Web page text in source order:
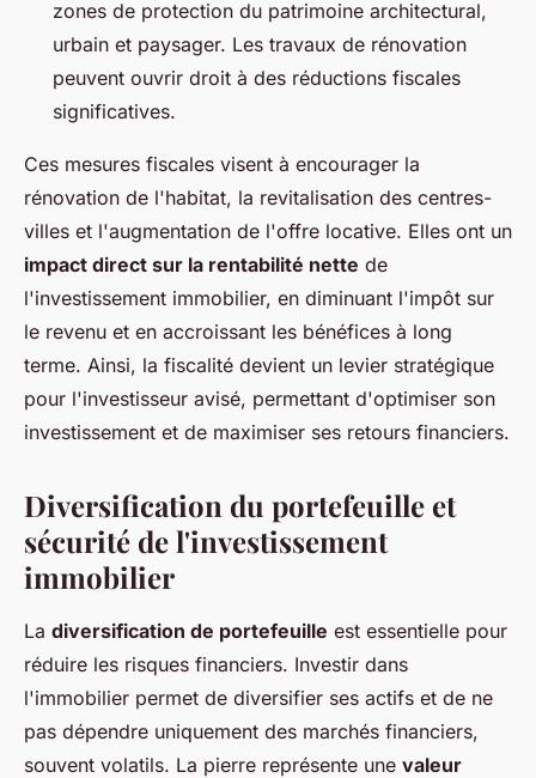
zones de protection du patrimoine architectural,
urbain et paysager. Les travaux de rénovation
peuvent ouvrir droit à des réductions fiscales
significatives.
Ces mesures fiscales visent à encourager la
rénovation de l'habitat, la revitalisation des centres-
villes et l'augmentation de l'offre locative. Elles ont un
impact direct sur la rentabilité nette de
l'investissement immobilier, en diminuant l'impôt sur
le revenu et en accroissant les bénéfices à long
terme. Ainsi, la fiscalité devient un levier stratégique
pour l'investisseur avisé, permettant d'optimiser son
investissement et de maximiser ses retours financiers.
Diversification du portefeuille et
sécurité de l'investissement
immobilier
La diversification de portefeuille est essentielle pour
réduire les risques financiers. Investir dans
l'immobilier permet de diversifier ses actifs et de ne
pas dépendre uniquement des marchés financiers,
souvent volatils. La pierre représente une valeur